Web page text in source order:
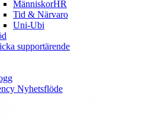
MänniskorHR
Tid & Närvaro
Uni-Ubi
supportärende
Nyhetsflöde